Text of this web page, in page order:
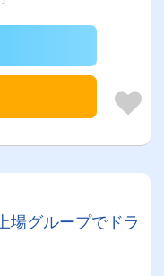
場グループでドラ